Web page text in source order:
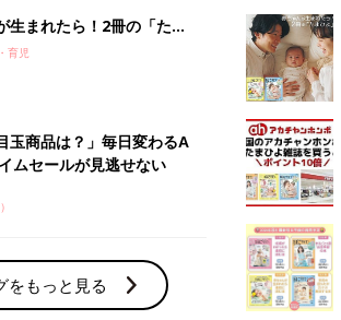
生まれたら！2冊の「たま
育児
玉商品は？」毎日変わるA
ムセールが見逃せない
をもっと見る